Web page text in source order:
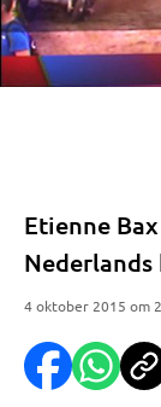
Etienne
Nederlands
4 oktober 2015 om